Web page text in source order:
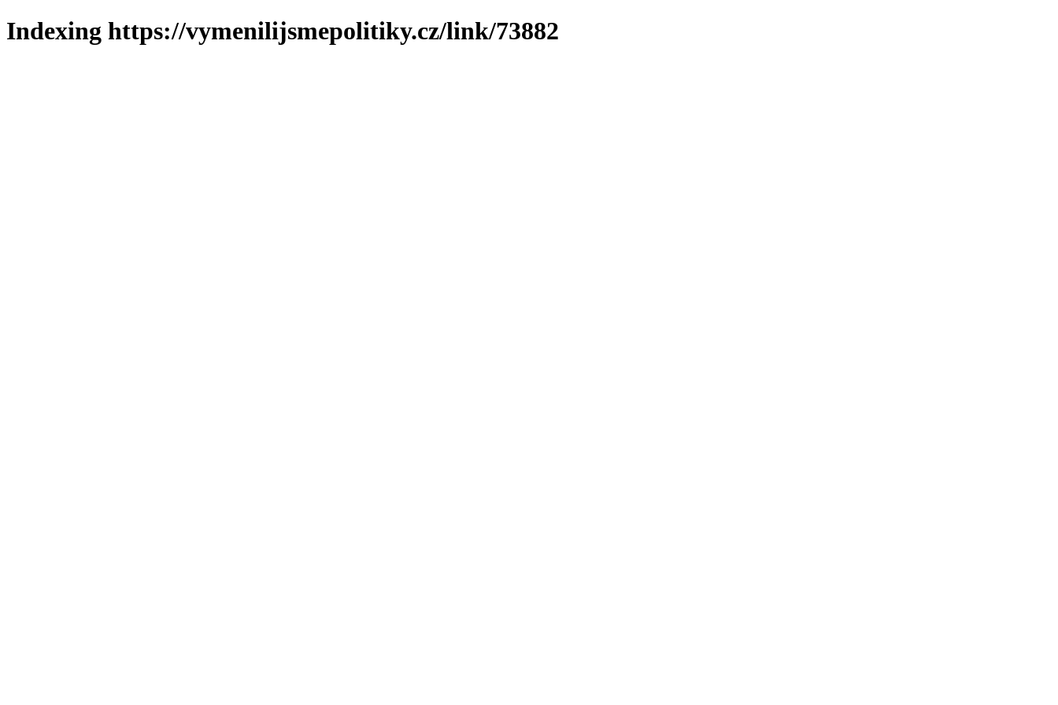
Indexing https://vymenilijsmepolitiky.cz/link/73882